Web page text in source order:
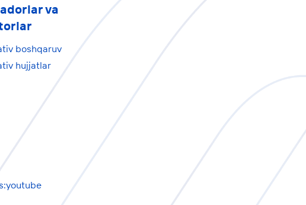
va
boshqaruv
hujjatlar